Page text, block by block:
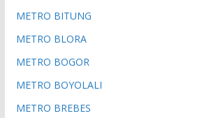
METRO BITUNG
METRO BLORA
METRO BOGOR
METRO BOYOLALI
METRO BREBES